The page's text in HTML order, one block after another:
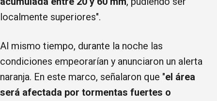
localmente superiores".
Al mismo tiempo, durante la noche las
condiciones empeorarían y anunciaron un alerta
naranja. En este marco, señalaron que "el área
será afectada por tormentas fuertes o